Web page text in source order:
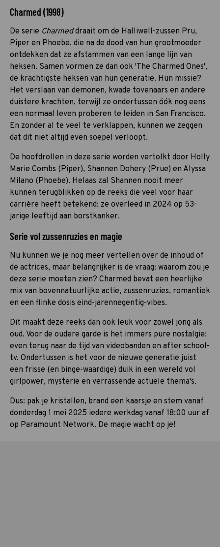
Charmed (1998)
De serie Charmeddraait om de Halliwell-zussen Pru,
Piper en Phoebe, die na de dood van hun grootmoeder
ontdekken dat ze afstammen van een lange lijn van
heksen. Samen vormen ze dan ook 'The Charmed Ones',
de krachtigste heksen van hun generatie. Hun missie?
Het verslaan van demonen, kwade tovenaars en andere
duistere krachten, terwijl ze ondertussen óók nog eens
een normaal leven proberen te leiden in San Francisco.
En zonder al te veel te verklappen, kunnen we zeggen
dat dit niet altijd even soepel verloopt.
De hoofdrollen in deze serie worden vertolkt door Holly
Marie Combs (Piper), Shannen Dohery (Prue) en Alyssa
Milano (Phoebe). Helaas zal Shannen nooit meer
kunnen terugblikken op de reeks die veel voor haar
carrière heeft betekend: ze overleed in 2024 op 53-
jarige leeftijd aan borstkanker.
Serie vol zussenruzies en magie
Nu kunnen we je nog meer vertellen over de inhoud of
de actrices, maar belangrijker is de vraag: waarom zou je
deze serie moeten zien? Charmed bevat een heerlijke
mix van bovennatuurlijke actie, zussenruzies, romantiek
en een flinke dosis eind-jarennegentig-vibes.
Dit maakt deze reeks dan ook leuk voor zowel jong als
oud. Voor de oudere garde is het immers pure nostalgie:
even terug naar de tijd van videobanden en after school-
tv. Ondertussen is het voor de nieuwe generatie juist
een frisse (en binge-waardige) duik in een wereld vol
girlpower, mysterie en verrassende actuele thema's.
Dus: pak je kristallen, brand een kaarsje en stem vanaf
donderdag 1 mei 2025 iedere werkdag vanaf 18:00 uur af
op Paramount Network. De magie wacht op je!